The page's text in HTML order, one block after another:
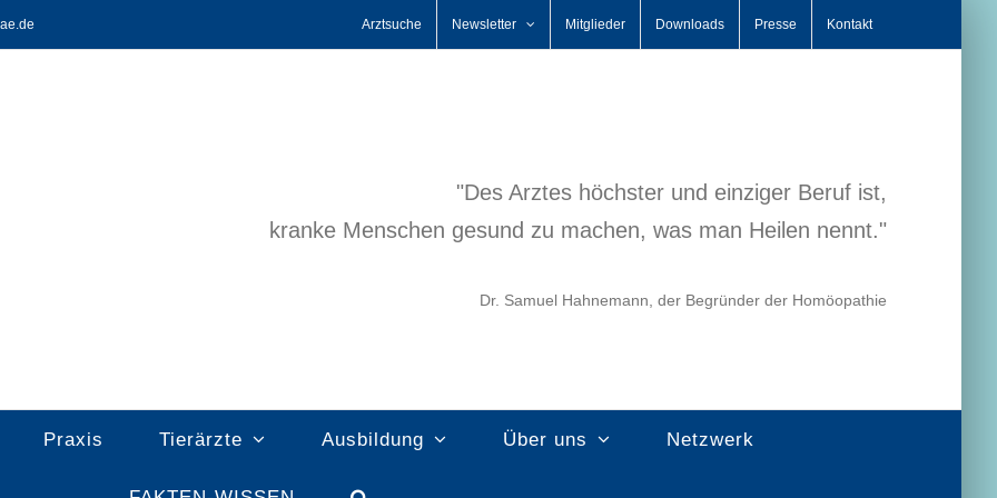
Arztsuche Newsletter Mitglieder Downloads Presse Kontakt
"Des Arztes höchster und einziger Beruf ist,
kranke Menschen gesund zu machen, was man Heilen nennt."
Dr. Samuel Hahnemann, der Begründer der Homöopathie
Praxis Tierärzte Ausbildung Über uns Netzwerk